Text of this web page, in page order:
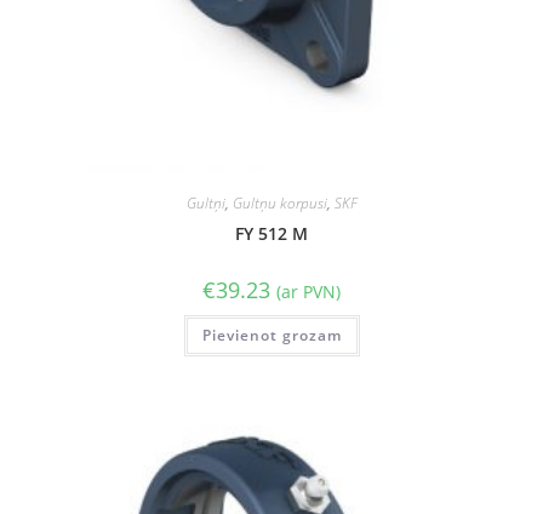
Gultņi, Gultņu korpusi, SKF
FY 512 M
€39.23 (ar PVN)
Pievienot grozam